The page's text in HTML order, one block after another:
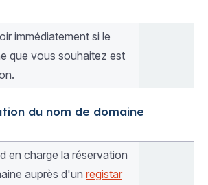
immédiatement si le
que vous souhaitez est
du nom de domaine
en charge la réservation
auprès d'un registar